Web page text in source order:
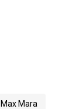
Max Mara